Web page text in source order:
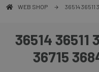
WEB SHOP 36514 36511
36514 36511
36715